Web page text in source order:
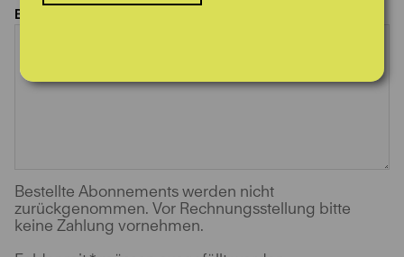
Bemerkung/Sitzplatzwunsch
Bestellte Abonnements werden nicht
zurückgenommen. Vor Rechnungsstellung bitte
keine Zahlung vornehmen.